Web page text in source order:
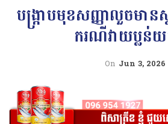
បង្ក្រាបមុខសញ្ញាលួចមាន
ករណីវាយប្លន់
On Jun 3, 2026